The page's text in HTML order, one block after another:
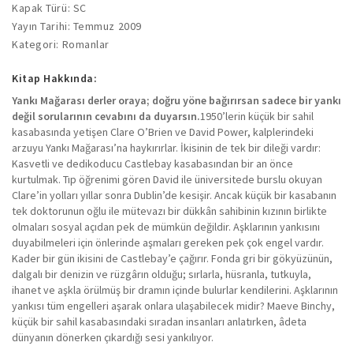
Kapak Türü: SC
Yayın Tarihi: Temmuz 2009
Kategori: Romanlar
Kitap Hakkında:
Yankı Mağarası derler oraya; doğru yöne bağırırsan sadece bir yankı
değil sorularının cevabını da duyarsın.1950’lerin küçük bir sahil
kasabasında yetişen Clare O’Brien ve David Power, kalplerindeki
arzuyu Yankı Mağarası’na haykırırlar. İkisinin de tek bir dileği vardır:
Kasvetli ve dedikoducu Castlebay kasabasından bir an önce
kurtulmak. Tıp öğrenimi gören David ile üniversitede burslu okuyan
Clare’in yolları yıllar sonra Dublin’de kesişir. Ancak küçük bir kasabanın
tek doktorunun oğlu ile mütevazı bir dükkân sahibinin kızının birlikte
olmaları sosyal açıdan pek de mümkün değildir. Aşklarının yankısını
duyabilmeleri için önlerinde aşmaları gereken pek çok engel vardır.
Kader bir gün ikisini de Castlebay’e çağırır. Fonda gri bir gökyüzünün,
dalgalı bir denizin ve rüzgârın olduğu; sırlarla, hüsranla, tutkuyla,
ihanet ve aşkla örülmüş bir dramın içinde bulurlar kendilerini. Aşklarının
yankısı tüm engelleri aşarak onlara ulaşabilecek midir? Maeve Binchy,
küçük bir sahil kasabasındaki sıradan insanları anlatırken, âdeta
dünyanın dönerken çıkardığı sesi yankılıyor.